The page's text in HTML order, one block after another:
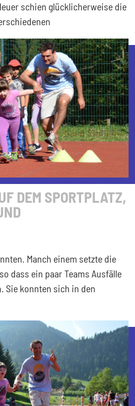
schien glücklicherweise die
DEM SPORTPLATZ,
Manch einem setzte die
dass ein paar Teams Ausfälle
Sie konnten sich in den